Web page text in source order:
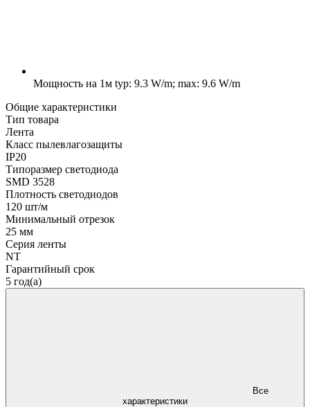
Мощность на 1м typ: 9.3 W/m; max: 9.6 W/m
Общие характеристики
Тип товара
Лента
Класс пылевлагозащиты
IP20
Типоразмер светодиода
SMD 3528
Плотность светодиодов
120 шт/м
Минимальный отрезок
25 мм
Серия ленты
NT
Гарантийный срок
5 год(а)
характеристики